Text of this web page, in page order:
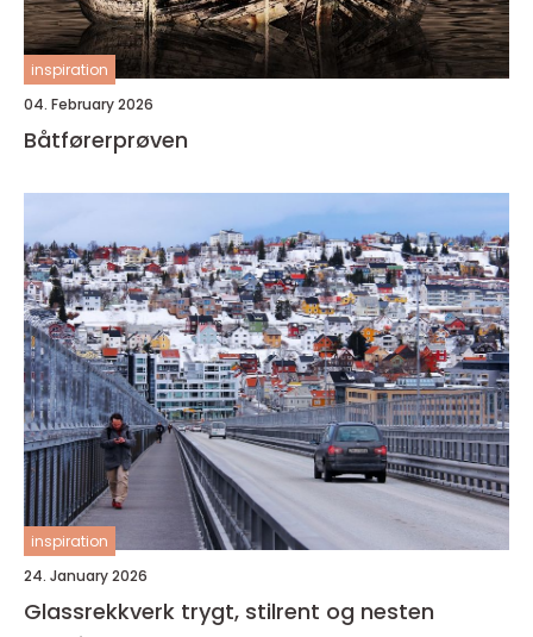
inspiration
04. February 2026
Båtførerprøven
inspiration
24. January 2026
Glassrekkverk trygt, stilrent og nesten